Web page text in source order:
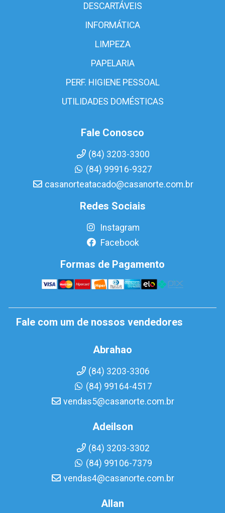
DESCARTÁVEIS
INFORMÁTICA
LIMPEZA
PAPELARIA
PERF. HIGIENE PESSOAL
UTILIDADES DOMÉSTICAS
Fale Conosco
(84) 3203-3300
(84) 99916-9327
casanorteatacado@casanorte.com.br
Redes Sociais
Instagram
Facebook
Formas de Pagamento
Fale com um de nossos vendedores
Abrahao
(84) 3203-3306
(84) 99164-4517
vendas5@casanorte.com.br
Adeilson
(84) 3203-3302
(84) 99106-7379
vendas4@casanorte.com.br
Allan